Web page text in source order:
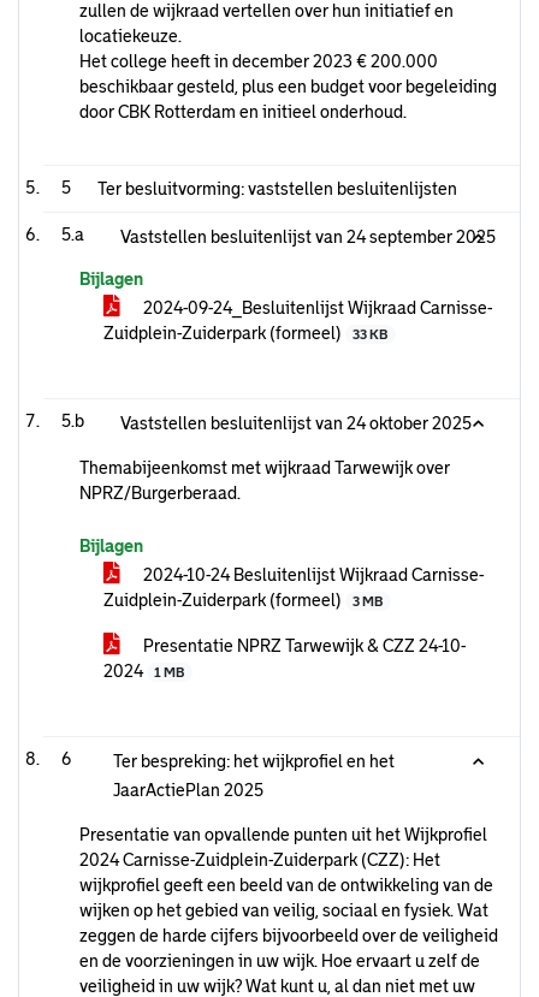
zullen de wijkraad vertellen over hun initiatief en
locatiekeuze.
Het college heeft in december 2023 € 200.000
beschikbaar gesteld, plus een budget voor begeleiding
door CBK Rotterdam en initieel onderhoud.
5 Ter besluitvorming: vaststellen besluitenlijsten
5.a Vaststellen besluitenlijst van 24 september 2025
Bijlagen
2024-09-24_Besluitenlijst Wijkraad Carnisse-
Zuidplein-Zuiderpark (formeel)
33 KB
5.b Vaststellen besluitenlijst van 24 oktober 2025
Themabijeenkomst met wijkraad Tarwewijk over
NPRZ/Burgerberaad.
Bijlagen
2024-10-24 Besluitenlijst Wijkraad Carnisse-
Zuidplein-Zuiderpark (formeel)
3 MB
Presentatie NPRZ Tarwewijk & CZZ 24-10-
2024
1 MB
6
Ter bespreking: het wijkprofiel en het
JaarActiePlan 2025
Presentatie van opvallende punten uit het Wijkprofiel
2024 Carnisse-Zuidplein-Zuiderpark (CZZ): Het
wijkprofiel geeft een beeld van de ontwikkeling van de
wijken op het gebied van veilig, sociaal en fysiek. Wat
zeggen de harde cijfers bijvoorbeeld over de veiligheid
en de voorzieningen in uw wijk. Hoe ervaart u zelf de
veiligheid in uw wijk? Wat kunt u, al dan niet met uw